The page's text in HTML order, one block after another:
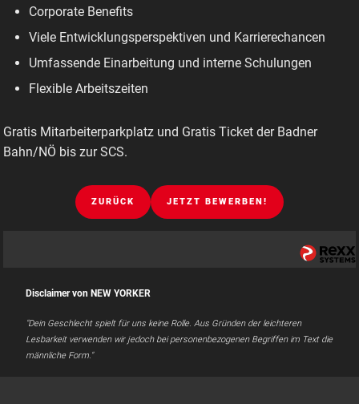
Corporate Benefits
Viele Entwicklungsperspektiven und Karrierechancen
Umfassende Einarbeitung und interne Schulungen
Flexible Arbeitszeiten
Gratis Mitarbeiterparkplatz und Gratis Ticket der Badner
Bahn/NÖ bis zur SCS.
ZURÜCK JETZT BEWERBEN!
Disclaimer von NEW YORKER
"Dein Geschlecht spielt für uns keine Rolle. Aus Gründen der leichteren
Lesbarkeit verwenden wir jedoch bei personenbezogenen Begriffen im Text die
männliche Form."